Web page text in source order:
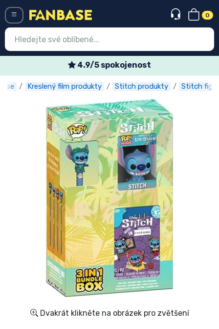
0
4.9/5 spokojenost
Kreslený film produkty Stitch produkty Stitch
Dvakrát klikněte na obrázek pro zvětšení
Vstup Registrace
Nejnovější věci
Speciální nabídky
Expresní doručení
Předobjednat
Outlet produkty
Doprava a platba
Seriálové věci
Filmové věci
Úžasné věci